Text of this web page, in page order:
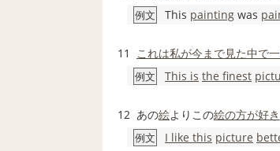
例文 This painting was
11 これは私が今まで見た中で
例文 This is the finest
12 あの絵よりこの絵の方が好き
例文 I like this picture